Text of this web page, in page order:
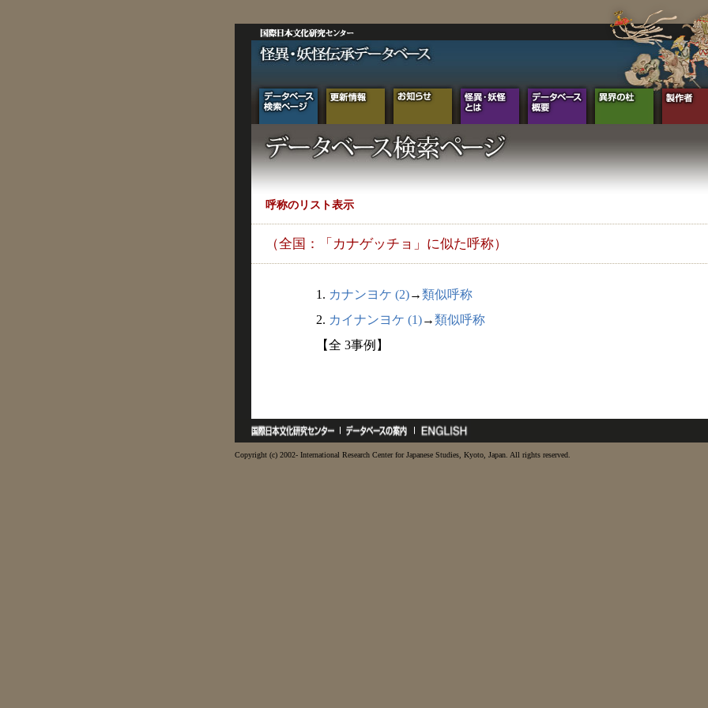
呼称のリスト表示
（全国：「カナゲッチョ」に似た呼称）
1. カナンヨケ (2)→類似呼称
2. カイナンヨケ (1)→類似呼称
【全 3事例】
Copyright (c) 2002- International Research Center for Japanese Studies, Kyoto, Japan. All rights reserved.